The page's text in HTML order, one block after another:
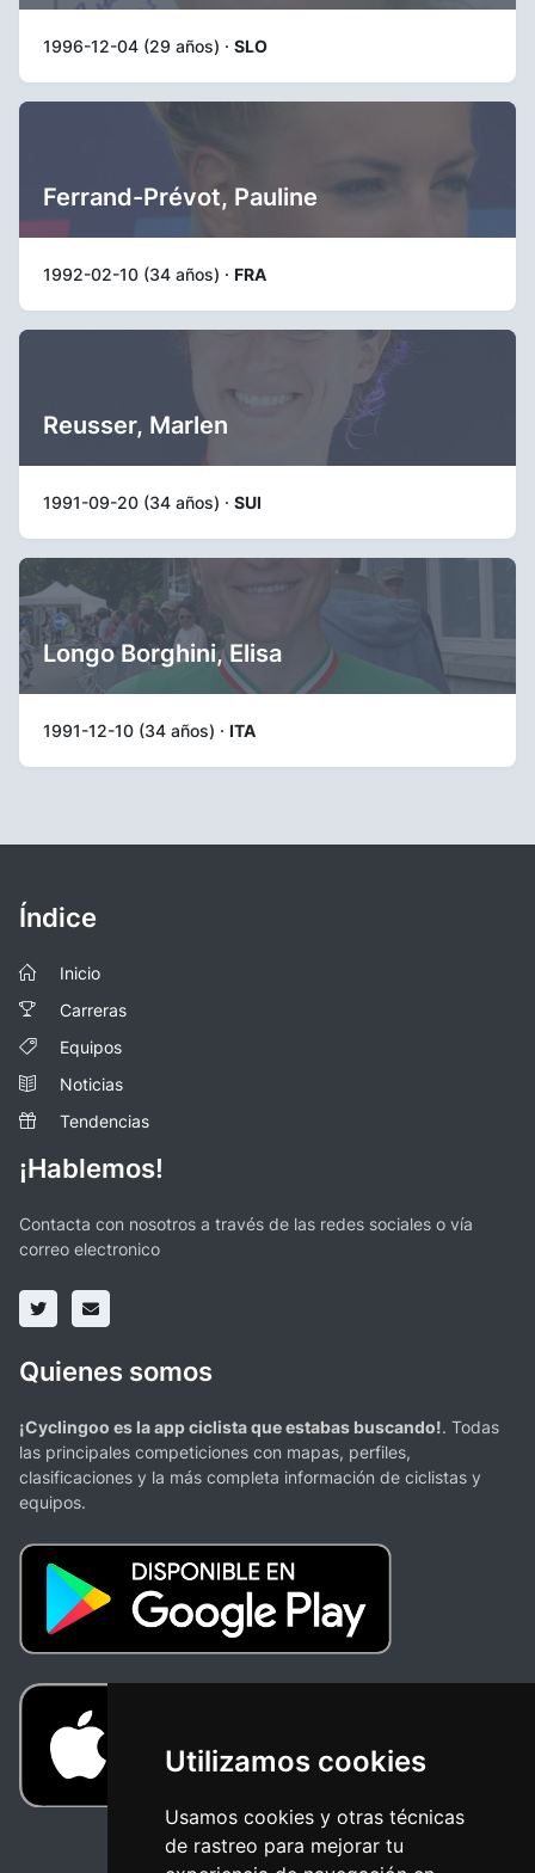
Utilizamos cookies
Usamos cookies y otras técnicas
de rastreo para mejorar tu
1996-12-04 (29 años) · SLO
Ferrand-Prévot, Pauline
1992-02-10 (34 años) · FRA
Reusser, Marlen
1991-09-20 (34 años) · SUI
Longo Borghini, Elisa
1991-12-10 (34 años) · ITA
Índice
Inicio
Carreras
Equipos
Noticias
Tendencias
¡Hablemos!
Contacta con nosotros a través de las redes sociales o vía
correo electronico
Quienes somos
¡Cyclingoo es la app ciclista que estabas buscando!. Todas
las principales competiciones con mapas, perfiles,
clasificaciones y la más completa información de ciclistas y
equipos.